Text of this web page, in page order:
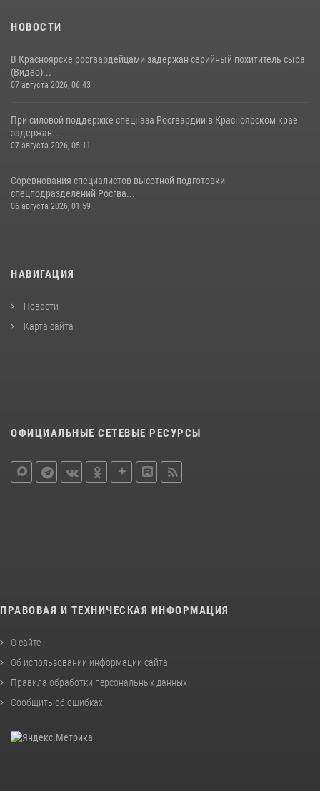
НОВОСТИ
В Красноярске росгвардейцами задержан серийный похититель сыра
(Видео)...
07 августа 2026, 06:43
При силовой поддержке спецназа Росгвардии в Красноярском крае
задержан...
07 августа 2026, 05:11
Соревнования специалистов высотной подготовки
спецподразделений Росгва...
06 августа 2026, 01:59
НАВИГАЦИЯ
Новости
Карта сайта
ОФИЦИАЛЬНЫЕ СЕТЕВЫЕ РЕСУРСЫ
ПРАВОВАЯ И ТЕХНИЧЕСКАЯ ИНФОРМАЦИЯ
О сайте
Об использовании информации сайта
Правила обработки персональных данных
Сообщить об ошибках